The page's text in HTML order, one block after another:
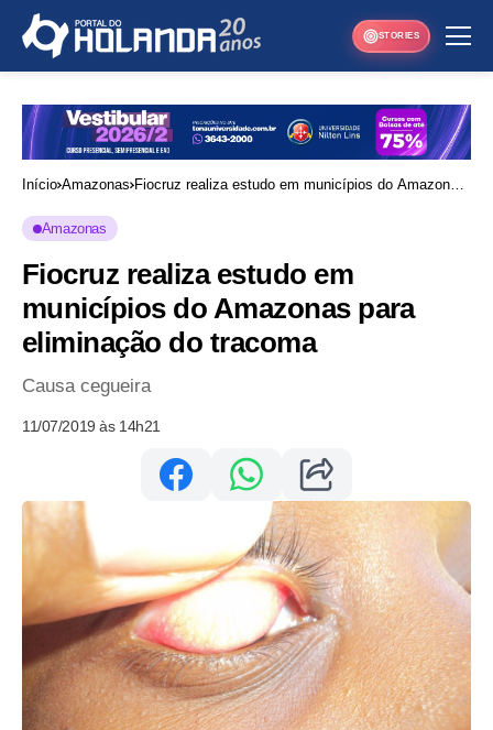
STORIES
Início Amazonas Fiocruz realiza estudo em municípios do Amazonas
Amazonas
Fiocruz realiza estudo em
municípios do Amazonas para
eliminação do tracoma
Causa cegueira
11/07/2019 às 14h21